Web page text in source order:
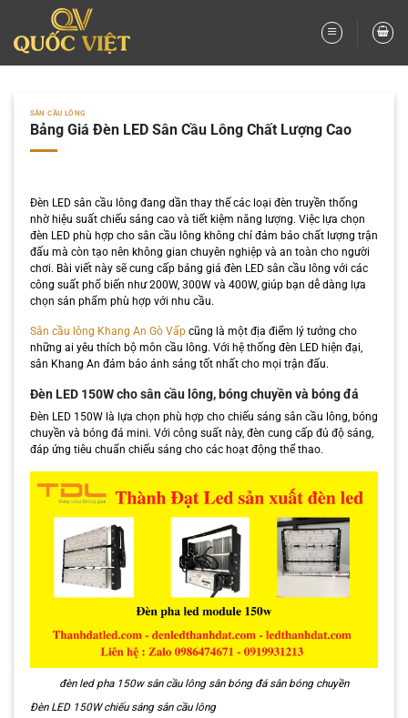
nội
dung
SÂN CẦU LÔNG
Bảng Giá Đèn LED Sân Cầu Lông Chất Lượng Cao
Đèn LED sân cầu lông đang dần thay thế các loại đèn truyền thống
nhờ hiệu suất chiếu sáng cao và tiết kiệm năng lượng. Việc lựa chọn
đèn LED phù hợp cho sân cầu lông không chỉ đảm bảo chất lượng trận
đấu mà còn tạo nên không gian chuyên nghiệp và an toàn cho người
chơi. Bài viết này sẽ cung cấp bảng giá đèn LED sân cầu lông với các
công suất phổ biến như 200W, 300W và 400W, giúp bạn dễ dàng lựa
chọn sản phẩm phù hợp với nhu cầu.
Sân cầu lông Khang An Gò Vấpcũng là một địa điểm lý tưởng cho
những ai yêu thích bộ môn cầu lông. Với hệ thống đèn LED hiện đại,
sân Khang An đảm bảo ánh sáng tốt nhất cho mọi trận đấu.
Đèn LED 150W cho sân cầu lông, bóng chuyền và bóng đá
Đèn LED 150W là lựa chọn phù hợp cho chiếu sáng sân cầu lông, bóng
chuyền và bóng đá mini. Với công suất này, đèn cung cấp đủ độ sáng,
đáp ứng tiêu chuẩn chiếu sáng cho các hoạt động thể thao.
đèn led pha 150w sân cầu lông sân bóng đá sân bóng chuyền
Đèn LED 150W chiếu sáng sân cầu lông